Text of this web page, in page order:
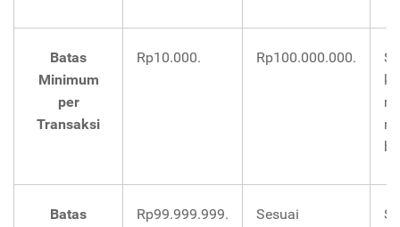
Batas
Minimum
per
Transaksi
Rp10.000. Rp100.000.000.
Batas
Rp99.999.999.
Sesuai